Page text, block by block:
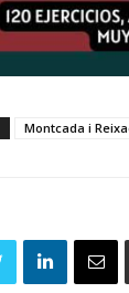
Montcada i